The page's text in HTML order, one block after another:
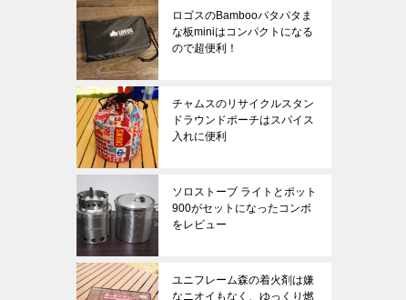
ロゴスのBambooパタパタま
な板miniはコンパクトになる
ので超便利！
チャムスのリサイクルスタン
ドラウンドポーチはスパイス
入れに便利
ソロストーブ ライトとポット
900がセットになったコンボ
をレビュー
ユニフレーム森の着火剤は嫌
なニオイもなく、ゆっくり燃